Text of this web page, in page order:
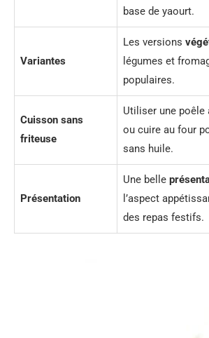
base de yaourt.
Variantes
Les versions
légumes et
populaires.
Cuisson sans
friteuse
Utiliser une poêle
ou cuire au four
sans huile.
Présentation
Une belle
l’aspect
des repas festifs.